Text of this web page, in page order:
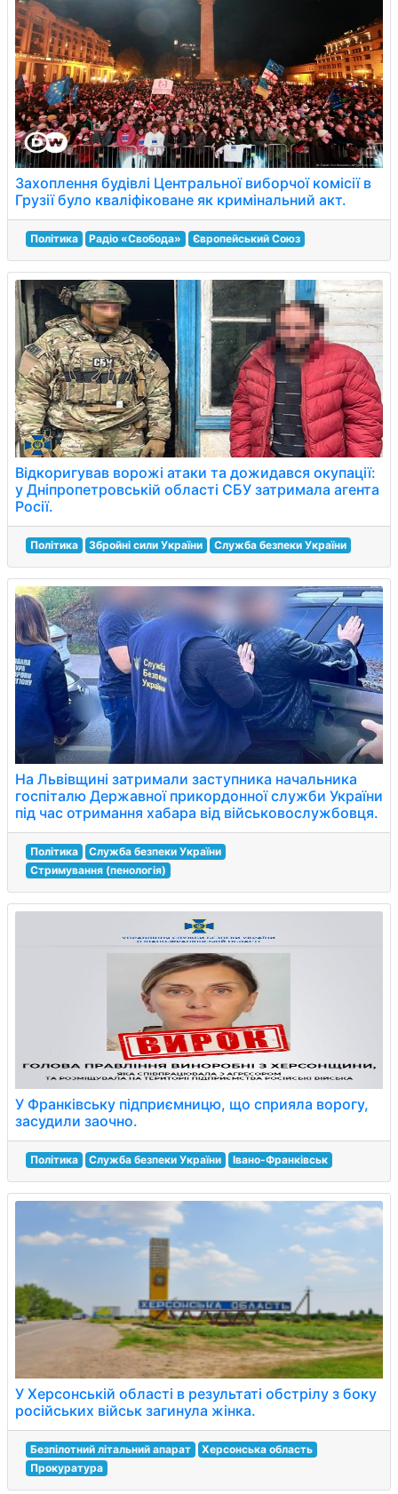
Захоплення будівлі Центральної виборчої комісії в
Грузії було кваліфіковане як кримінальний акт.
Політика Радіо «Свобода» Європейський Союз
Відкоригував ворожі атаки та дожидався окупації:
у Дніпропетровській області СБУ затримала агента
Росії.
Політика Збройні сили України Служба безпеки України
На Львівщині затримали заступника начальника
госпіталю Державної прикордонної служби України
під час отримання хабара від військовослужбовця.
Політика
Служба безпеки України
Стримування (пенологія)
У Франківську підприємницю, що сприяла ворогу,
засудили заочно.
Політика Служба безпеки України Івано-Франківськ
У Херсонській області в результаті обстрілу з боку
російських військ загинула жінка.
Безпілотний літальний апарат
Херсонська область
Прокуратура